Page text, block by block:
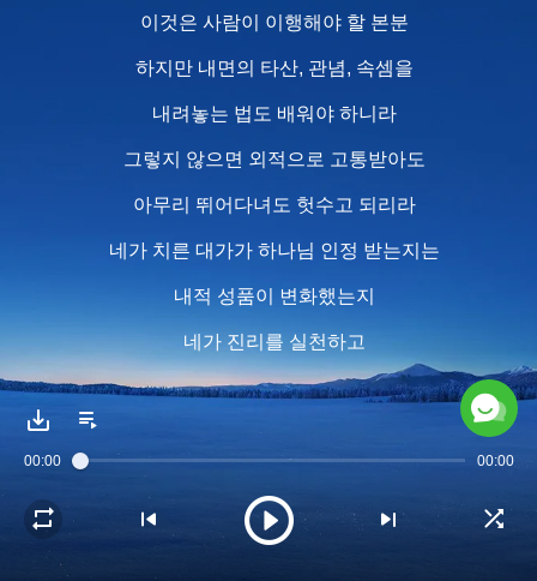
이것은 사람이 이행해야 할 본분
하지만 내면의 타산, 관념, 속셈을
내려놓는 법도 배워야 하니라
그렇지 않으면 외적으로 고통받아도
아무리 뛰어다녀도 헛수고 되리라
네가 치른 대가가 하나님 인정 받는지는
내적 성품이 변화했는지
네가 진리를 실천하고
자신의 속셈과 관념을 버려
2
00:00 00:00